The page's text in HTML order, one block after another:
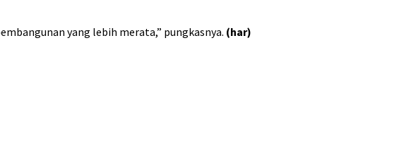
yang lebih merata,” pungkasnya. (har)